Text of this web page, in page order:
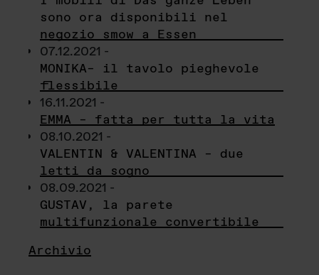
sono ora disponibili nel
negozio smow a Essen
07.12.2021 -
MONIKA– il tavolo pieghevole
flessibile
16.11.2021 -
EMMA – fatta per tutta la vita
08.10.2021 -
VALENTIN & VALENTINA – due
letti da sogno
08.09.2021 -
GUSTAV, la parete
multifunzionale convertibile
Archivio